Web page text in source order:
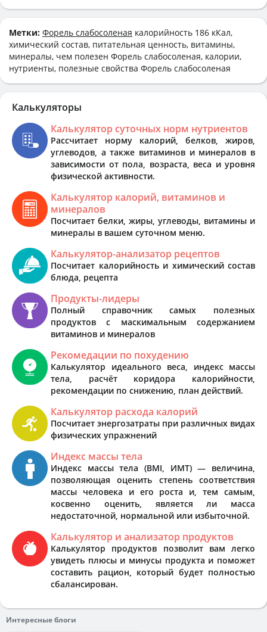
Метки: Форель слабосоленая калорийность 186 кКал,
химический состав, питательная ценность, витамины,
минералы, чем полезен Форель слабосоленая, калории,
нутриенты, полезные свойства Форель слабосоленая
Калькуляторы
Калькулятор суточных норм нутриентов
Рассчитает норму калорий, белков, жиров,
углеводов, а также витаминов и минералов в
зависимости от пола, возраста, веса и уровня
физической активности.
Калькулятор калорий, витаминов и
минералов
Посчитает белки, жиры, углеводы, витамины и
минералы в вашем суточном меню.
Калькулятор-анализатор рецептов
Посчитает калорийность и химический состав
блюда, рецепта
Продукты-лидеры
Полный справочник самых полезных
продуктов с маскимальным содержанием
витаминов и минералов
Рекомедации по похудению
Калькулятор идеального веса, индекс массы
тела, расчёт коридора калорийности,
рекомендации по снижению, план действий.
Калькулятор расхода калорий
Посчитает энергозатраты при различных видах
физических упражнений
Индекс массы тела
Индекс массы тела (BMI, ИМТ) — величина,
позволяющая оценить степень соответствия
массы человека и его роста и, тем самым,
косвенно оценить, является ли масса
недостаточной, нормальной или избыточной.
Калькулятор и анализатор продуктов
Калькулятор продуктов позволит вам легко
увидеть плюсы и минусы продукта и поможет
составить рацион, который будет полностью
сбалансирован.
Интересные блоги